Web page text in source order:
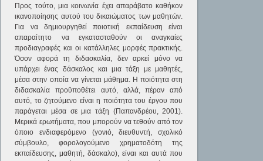
Προς τούτο, μια κοινωνία έχει απαράβατο καθήκον
ικανοποίησης αυτού του δικαιώματος των μαθητών.
Για να δημιουργηθεί ποιοτική εκπαίδευση είναι
απαραίτητο να εγκατασταθούν οι αναγκαίες
προδιαγραφές και οι κατάλληλες μορφές πρακτικής.
Όσον αφορά τη διδασκαλία, δεν αρκεί μόνο να
υπάρχει ένας δάσκαλος και μια τάξη με μαθητές,
μέσα στην οποία να γίνεται μάθημα. Η ποιότητα στη
διδασκαλία προϋποθέτει αυτό, αλλά, πέραν από
αυτό, το ζητούμενο είναι η ποιότητα του έργου που
παράγεται μέσα σε μια τάξη (Παπανδρέου, 2001).
Μερικά ερωτήματα, που μπορούν να τεθούν από τον
όποιο ενδιαφερόμενο (γονιό, διευθυντή, σχολικό
σύμβουλο, φορολογούμενο χρηματοδότη της
εκπαίδευσης, μαθητή, δάσκαλο), είναι και αυτά που